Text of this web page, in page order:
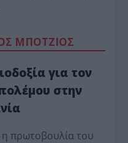
ΜΠΟΤΖΙΟΣ
για τον
στην
πρωτοβουλία του